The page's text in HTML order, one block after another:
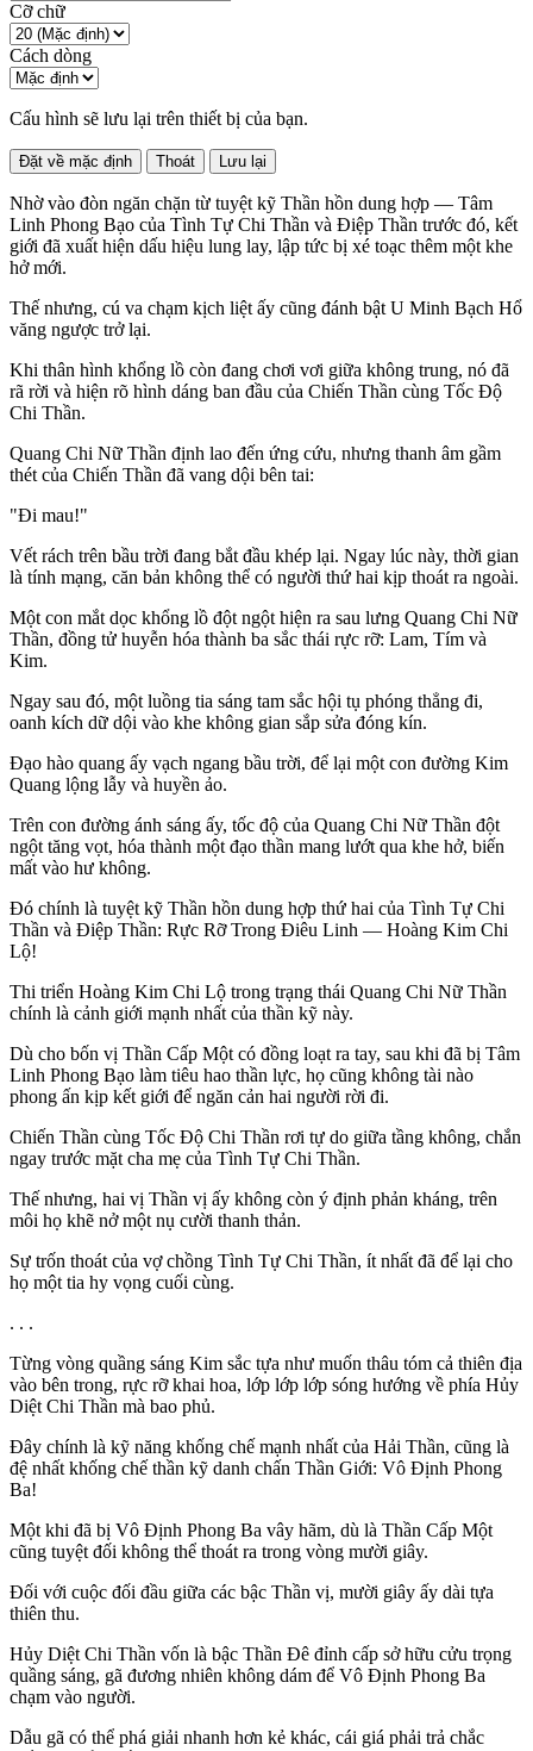
Cỡ chữ
Cách dòng
Cấu hình sẽ lưu lại trên thiết bị của bạn.
Đặt về mặc định Thoát Lưu lại
Nhờ vào đòn ngăn chặn từ tuyệt kỹ Thần hồn dung hợp — Tâm
Linh Phong Bạo của Tình Tự Chi Thần và Điệp Thần trước đó, kết
giới đã xuất hiện dấu hiệu lung lay, lập tức bị xé toạc thêm một khe
hở mới.
Thế nhưng, cú va chạm kịch liệt ấy cũng đánh bật U Minh Bạch Hổ
văng ngược trở lại.
Khi thân hình khổng lồ còn đang chơi vơi giữa không trung, nó đã
rã rời và hiện rõ hình dáng ban đầu của Chiến Thần cùng Tốc Độ
Chi Thần.
Quang Chi Nữ Thần định lao đến ứng cứu, nhưng thanh âm gầm
thét của Chiến Thần đã vang dội bên tai:
"Đi mau!"
Vết rách trên bầu trời đang bắt đầu khép lại. Ngay lúc này, thời gian
là tính mạng, căn bản không thể có người thứ hai kịp thoát ra ngoài.
Một con mắt dọc khổng lồ đột ngột hiện ra sau lưng Quang Chi Nữ
Thần, đồng tử huyễn hóa thành ba sắc thái rực rỡ: Lam, Tím và
Kim.
Ngay sau đó, một luồng tia sáng tam sắc hội tụ phóng thẳng đi,
oanh kích dữ dội vào khe không gian sắp sửa đóng kín.
Đạo hào quang ấy vạch ngang bầu trời, để lại một con đường Kim
Quang lộng lẫy và huyền ảo.
Trên con đường ánh sáng ấy, tốc độ của Quang Chi Nữ Thần đột
ngột tăng vọt, hóa thành một đạo thần mang lướt qua khe hở, biến
mất vào hư không.
Đó chính là tuyệt kỹ Thần hồn dung hợp thứ hai của Tình Tự Chi
Thần và Điệp Thần: Rực Rỡ Trong Điêu Linh — Hoàng Kim Chi
Lộ!
Thi triển Hoàng Kim Chi Lộ trong trạng thái Quang Chi Nữ Thần
chính là cảnh giới mạnh nhất của thần kỹ này.
Dù cho bốn vị Thần Cấp Một có đồng loạt ra tay, sau khi đã bị Tâm
Linh Phong Bạo làm tiêu hao thần lực, họ cũng không tài nào
phong ấn kịp kết giới để ngăn cản hai người rời đi.
Chiến Thần cùng Tốc Độ Chi Thần rơi tự do giữa tầng không, chắn
ngay trước mặt cha mẹ của Tình Tự Chi Thần.
Thế nhưng, hai vị Thần vị ấy không còn ý định phản kháng, trên
môi họ khẽ nở một nụ cười thanh thản.
Sự trốn thoát của vợ chồng Tình Tự Chi Thần, ít nhất đã để lại cho
họ một tia hy vọng cuối cùng.
. . .
Từng vòng quầng sáng Kim sắc tựa như muốn thâu tóm cả thiên địa
vào bên trong, rực rỡ khai hoa, lớp lớp lớp sóng hướng về phía Hủy
Diệt Chi Thần mà bao phủ.
Đây chính là kỹ năng khống chế mạnh nhất của Hải Thần, cũng là
đệ nhất khống chế thần kỹ danh chấn Thần Giới: Vô Định Phong
Ba!
Một khi đã bị Vô Định Phong Ba vây hãm, dù là Thần Cấp Một
cũng tuyệt đối không thể thoát ra trong vòng mười giây.
Đối với cuộc đối đầu giữa các bậc Thần vị, mười giây ấy dài tựa
thiên thu.
Hủy Diệt Chi Thần vốn là bậc Thần Đê đỉnh cấp sở hữu cửu trọng
quầng sáng, gã đương nhiên không dám để Vô Định Phong Ba
chạm vào người.
Dẫu gã có thể phá giải nhanh hơn kẻ khác, cái giá phải trả chắc